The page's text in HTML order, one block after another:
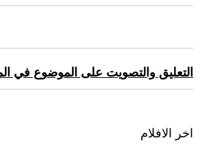
التعليق والتصويت على الموضوع في
اخر الافلام